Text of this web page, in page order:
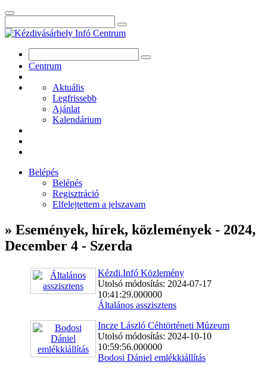
Centrum
Aktuális
Legfrissebb
Ajánlat
Kalendárium
Belépés
Belépés
Regisztráció
Elfelejtettem a jelszavam
» Események, hírek, közlemények - 2024,
December 4 - Szerda
Kézdi.Infó Közlemény
Utolsó módosítás: 2024-07-17
10:41:29.000000
Általános asszisztens
Incze László Céhtörténeti Múzeum
Utolsó módosítás: 2024-10-10
10:59:56.000000
Bodosi Dániel emlékkiállítás